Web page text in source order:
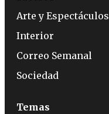
Arte y Espectáculos
Interior
Correo Semanal
Sociedad
Temas